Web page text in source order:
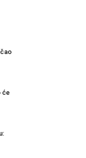
će